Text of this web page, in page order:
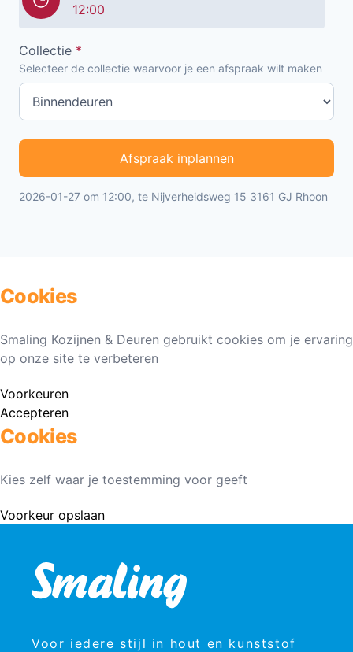
12:00
Collectie *
Selecteer de collectie waarvoor je een afspraak wilt maken
Afspraak inplannen
2026-01-27 om 12:00, te Nijverheidsweg 15 3161 GJ Rhoon
Cookies
Smaling Kozijnen & Deuren gebruikt cookies om je ervaring
op onze site te verbeteren
Voorkeuren
Accepteren
Cookies
Kies zelf waar je toestemming voor geeft
Voorkeur opslaan
Voor iedere stijl in hout en kunststof